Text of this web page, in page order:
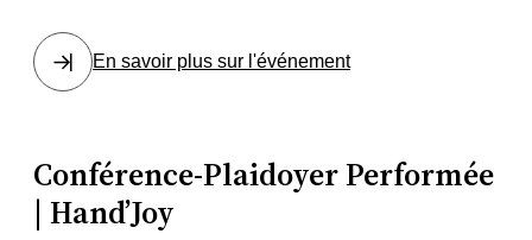
En savoir plus sur l'événement
Conférence-Plaidoyer Performée
| Hand’Joy